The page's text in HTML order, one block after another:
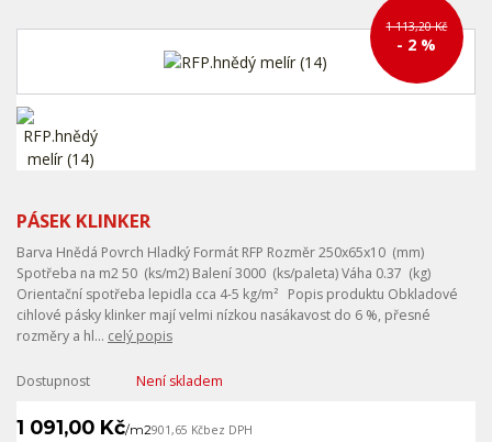
1 113,20 Kč
- 2 %
PÁSEK KLINKER
Barva Hnědá Povrch Hladký Formát RFP Rozměr 250x65x10 (mm)
Spotřeba na m2 50 (ks/m2) Balení 3000 (ks/paleta) Váha 0.37 (kg)
Orientační spotřeba lepidla cca 4-5 kg/m² Popis produktu Obkladové
cihlové pásky klinker mají velmi nízkou nasákavost do 6 %, přesné
rozměry a hl... celý popis
Dostupnost Není skladem
1 091,00 Kč/m2901,65 Kčbez DPH